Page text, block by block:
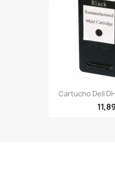
Cartucho Dell